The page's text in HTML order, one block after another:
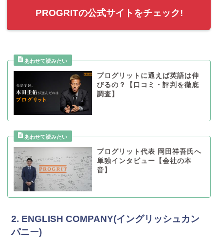
PROGRITの公式サイトをチェック!
プログリットに通えば英語は伸
びるの？【口コミ・評判を徹底
調査】
プログリット代表 岡田祥吾氏へ
単独インタビュー【会社の本
音】
2. ENGLISH COMPANY(イングリッシュカン
パニー)